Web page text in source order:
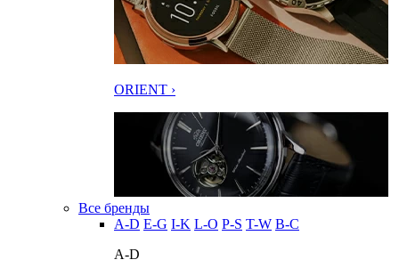
ORIENT ›
Все бренды
A-D E-G I-K L-O P-S T-W В-С
A-D